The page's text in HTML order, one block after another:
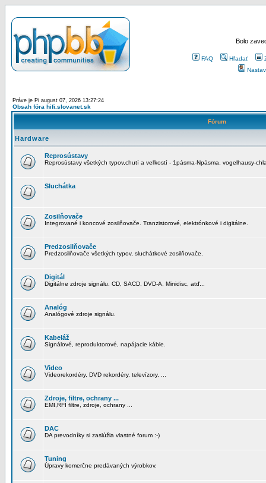
Bolo
FAQ Hľadať
Práve je Pi august 07, 2026 13:27:24
Obsah fóra hifi.slovanet.sk
Fórum
Hardware
Reprosústavy
Reprosústavy všetkých typov,chutí a veľkostí - 1pásma-Npásma, vogelhausy-
Sluchátka
Zosilňovače
Integrované i koncové zosilňovače. Tranzistorové, elektrónkové i digitálne.
Predzosilňovače
Predzosilňovače všetkých typov, sluchátkové zosilňovače.
Digitál
Digitálne zdroje signálu. CD, SACD, DVD-A, Minidisc, atď...
Analóg
Analógové zdroje signálu.
Kabeláž
Signálové, reproduktorové, napájacie káble.
Video
Videorekordéry, DVD rekordéry, televízory, ...
Zdroje, filtre, ochrany ...
EMI,RFI filtre, zdroje, ochrany ...
DAC
DA prevodníky si zaslúžia vlastné forum :-)
Tuning
Úpravy komerčne predávaných výrobkov.